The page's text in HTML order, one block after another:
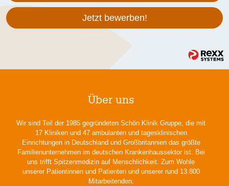
Jetzt bewerben!
Über uns
Wir sind Teil der 1985 gegründeten Schön Klinik Gruppe, die mit
17 Kliniken und 47 ambulanten und tagesklinischen
Einrichtungen in Deutschland und Großbritannien das größte
Familienunternehmen im deutschen Krankenhaussektor ist. Bei
uns trifft Spitzenmedizin auf Menschlichkeit. Zum Wohle
unserer Patientinnen und Patienten und unserer rund 13.800
Mitarbeitenden.